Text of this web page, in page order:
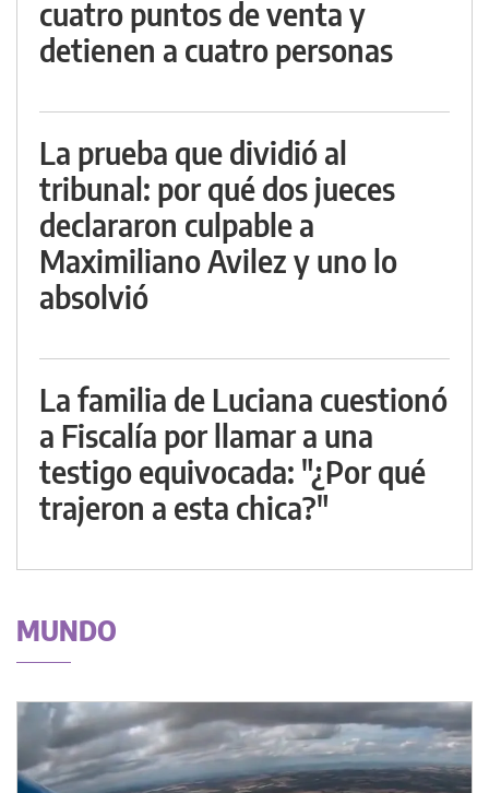
cuatro puntos de venta y
detienen a cuatro personas
La prueba que dividió al
tribunal: por qué dos jueces
declararon culpable a
Maximiliano Avilez y uno lo
absolvió
La familia de Luciana cuestionó
a Fiscalía por llamar a una
testigo equivocada: "¿Por qué
trajeron a esta chica?"
MUNDO